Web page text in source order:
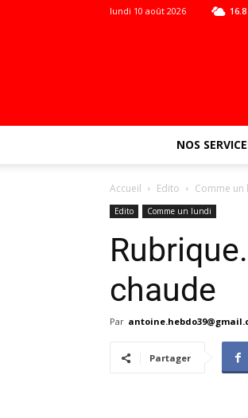
16.8
lundi 10 août 2026
NOS
Accueil Edito Comme un
Edito Comme un lundi
chaude
Par
Partager